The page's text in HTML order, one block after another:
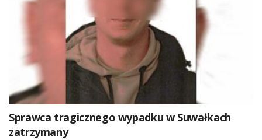
Sprawca tragicznego wypadku w Suwałkach
zatrzymany